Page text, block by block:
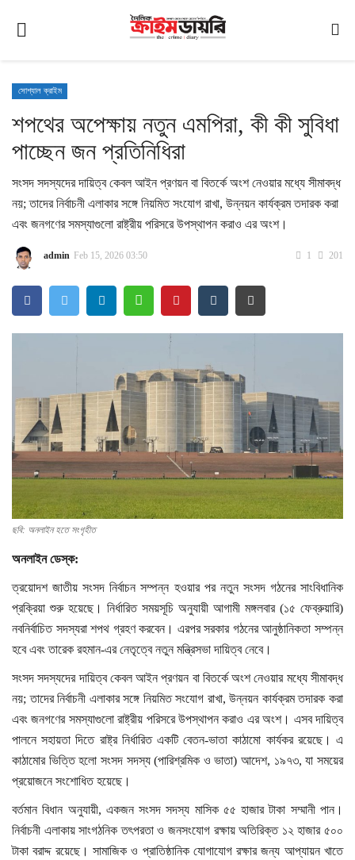
প্রচ্ছদ
জাতীয়
Contact
Terms & Conditions
Roleplay Sexting
আন্তর্জাতিক
ক্রাইম/অপরাধ
আদালত
রাজনীতি
ফেসবুক প্রতিবেদন
অর্থ-বাণিজ্য
খেলাধুলা
Digital Advertising
ইংলিশ ক্লাব
নগর-মহানগর
পরিবেশ
তথ্য-প্রযুক্তি
জেলার সংবাদ
বিএসটিআই সংবাদ
কৃষি ও কৃষক
সোশ্যাল ক্রাইম
শপথের অপেক্ষায় নতুন এমপিরা, কী কী সুবিধা
পাচ্ছেন জন প্রতিনিধিরা
সংসদ সদস্যদের দায়িত্ব কেবল আইন প্রণয়ন বা বিতর্কে অংশ নেওয়ার মধ্যে সীমাবদ্ধ
নয়; তাদের নির্বাচনী এলাকার সঙ্গে নিয়মিত সংযোগ রাখা, উন্নয়ন কার্যক্রম তদারক করা
এবং জনগণের সমস্যাগুলো রাষ্ট্রীয় পরিসরে উপস্থাপন করাও এর অংশ।
admin Feb 15, 2026 03:50 201
1
ছবি: অনলাইন হতে সংগৃহীত
অনলাইন ডেস্ক:
ত্রয়োদশ জাতীয় সংসদ নির্বাচন সম্পন্ন হওয়ার পর নতুন সংসদ গঠনের সাংবিধানিক
প্রক্রিয়া শুরু হয়েছে। নির্ধারিত সময়সূচি অনুযায়ী আগামী মঙ্গলবার (১৫ ফেব্রুয়ারি)
নবনির্বাচিত সদস্যরা শপথ গ্রহণ করবেন। এরপর সরকার গঠনের আনুষ্ঠানিকতা সম্পন্ন
হবে এবং তারেক রহমান-এর নেতৃত্বে নতুন মন্ত্রিসভা দায়িত্ব নেবে।
সংসদ সদস্যদের দায়িত্ব কেবল আইন প্রণয়ন বা বিতর্কে অংশ নেওয়ার মধ্যে সীমাবদ্ধ
নয়; তাদের নির্বাচনী এলাকার সঙ্গে নিয়মিত সংযোগ রাখা, উন্নয়ন কার্যক্রম তদারক করা
এবং জনগণের সমস্যাগুলো রাষ্ট্রীয় পরিসরে উপস্থাপন করাও এর অংশ। এসব দায়িত্ব
পালনে সহায়তা দিতে রাষ্ট্র নির্ধারিত একটি বেতন-ভাতা কাঠামো কার্যকর রয়েছে। এ
কাঠামোর ভিত্তি হলো সংসদ সদস্য (পারিশ্রমিক ও ভাতা) আদেশ, ১৯৭৩, যা সময়ের
প্রয়োজনে সংশোধিত হয়েছে।
বর্তমান বিধান অনুযায়ী, একজন সংসদ সদস্য মাসিক ৫৫ হাজার টাকা সম্মানী পান।
নির্বাচনী এলাকায় সাংগঠনিক তৎপরতা ও জনসংযোগ রক্ষায় অতিরিক্ত ১২ হাজার ৫০০
টাকা বরাদ্দ রয়েছে। সামাজিক ও প্রাতিষ্ঠানিক যোগাযোগ রক্ষার জন্য আপ্যায়ন খাতে